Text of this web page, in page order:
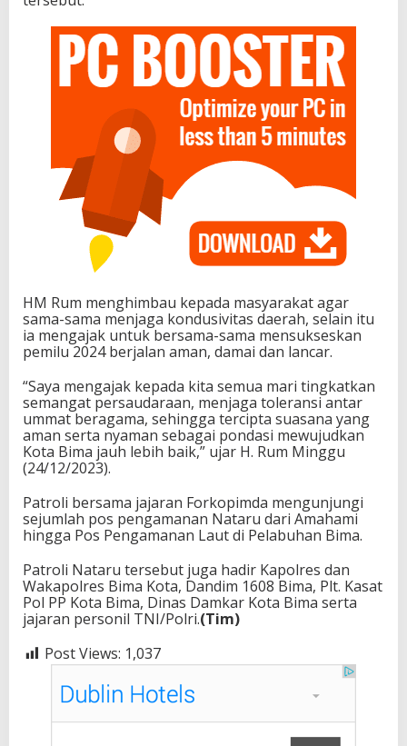
HM Rum menghimbau kepada masyarakat agar
sama-sama menjaga kondusivitas daerah, selain itu
ia mengajak untuk bersama-sama mensukseskan
pemilu 2024 berjalan aman, damai dan lancar.
“Saya mengajak kepada kita semua mari tingkatkan
semangat persaudaraan, menjaga toleransi antar
ummat beragama, sehingga tercipta suasana yang
aman serta nyaman sebagai pondasi mewujudkan
Kota Bima jauh lebih baik,” ujar H. Rum Minggu
(24/12/2023).
Patroli bersama jajaran Forkopimda mengunjungi
sejumlah pos pengamanan Nataru dari Amahami
hingga Pos Pengamanan Laut di Pelabuhan Bima.
Patroli Nataru tersebut juga hadir Kapolres dan
Wakapolres Bima Kota, Dandim 1608 Bima, Plt. Kasat
Pol PP Kota Bima, Dinas Damkar Kota Bima serta
jajaran personil TNI/Polri.(Tim)
Post Views: 1,037